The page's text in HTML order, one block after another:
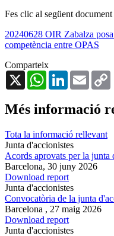
Fes clic al següent
20240628 OIR Zabalza
competència entre OPAS
Comparteix
X
WhatsAppLinkedInEmail
Més informació
Tota la informació rellevant
Junta d'accionistes
Acords aprovats per la junta
Barcelona, 30 juny 2026
Download report
Junta d'accionistes
Convocatòria de la junta
Barcelona , 27 maig 2026
Download report
Junta d'accionistes